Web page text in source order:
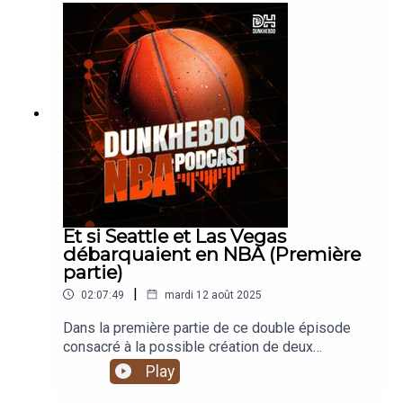
vont adopter une stratégie très
différente...Introduction - (0:00) Retour sur
l'épisode précédent et stratégies - (02:54)La
draft (14:17)Le bilan de la draft expansion
(1:16:15)
Et si Seattle et Las Vegas
débarquaient en NBA (Première
partie)
02:07:49 | mardi 12 août 2025
Dans la première partie de ce double épisode
consacré à la possible création de deux
franchises NBA, Madian et Ben s'attèlent à une
mission: protéger les joueurs des effectifs
Play